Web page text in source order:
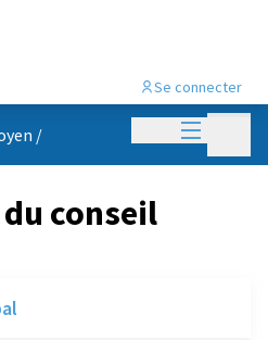
Menu
Se connecter
/
conseil